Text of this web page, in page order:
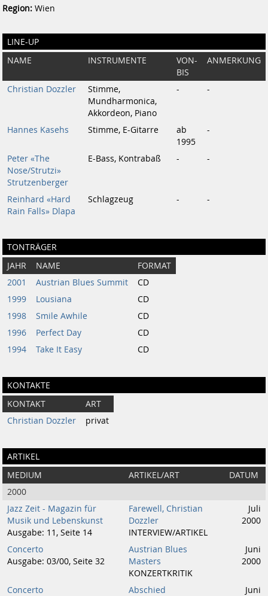
Region: Wien
LINE-UP
NAME INSTRUMENTE
VON-
BIS
ANMERKUNG
Christian Dozzler
Stimme,
Mundharmonica,
Akkordeon, Piano
- -
Hannes Kasehs Stimme, E-Gitarre
ab
1995
-
Peter «The
Nose/Strutzi»
Strutzenberger
E-Bass, Kontrabaß - -
Reinhard «Hard
Rain Falls» Dlapa
Schlagzeug - -
TONTRÄGER
JAHR NAME
FORMAT
2001
Austrian Blues Summit
CD
1999
Lousiana
CD
1998
Smile Awhile
CD
1996
Perfect Day
CD
1994
Take It Easy CD
KONTAKTE
KONTAKT
ART
Christian Dozzler
privat
ARTIKEL
MEDIUM ARTIKEL/ART
DATUM
2000
Jazz Zeit - Magazin für
Musik und Lebenskunst
Ausgabe: 11, Seite 14
Farewell, Christian
Dozzler
INTERVIEW/ARTIKEL
Juli
2000
Concerto
Ausgabe: 03/00, Seite 32
Austrian Blues
Masters
KONZERTKRITIK
Juni
2000
Concerto
Abschied
Juni